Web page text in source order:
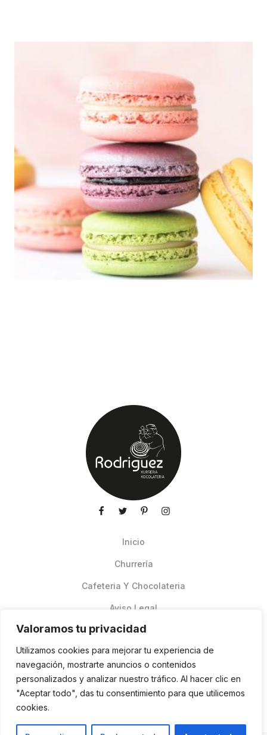
Valoramos tu privacidad
Utilizamos cookies para mejorar tu experiencia de
navegación, mostrarte anuncios o contenidos
personalizados y analizar nuestro tráfico. Al hacer clic en
"Aceptar todo", das tu consentimiento para que utilicemos
cookies.
Inicio
Churrería
Cafeteria Y Chocolateria
Aviso Legal
Pedidos Online Glovo
Contacto